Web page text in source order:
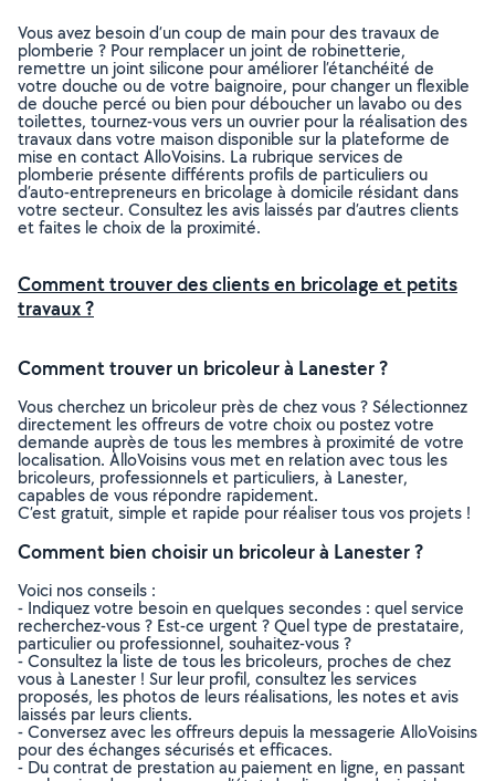
Vous avez besoin d’un coup de main pour des travaux de
plomberie ? Pour remplacer un joint de robinetterie,
remettre un joint silicone pour améliorer l’étanchéité de
votre douche ou de votre baignoire, pour changer un flexible
de douche percé ou bien pour déboucher un lavabo ou des
toilettes, tournez-vous vers un ouvrier pour la réalisation des
travaux dans votre maison disponible sur la plateforme de
mise en contact AlloVoisins. La rubrique services de
plomberie présente différents profils de particuliers ou
d’auto-entrepreneurs en bricolage à domicile résidant dans
votre secteur. Consultez les avis laissés par d’autres clients
et faites le choix de la proximité.
Comment trouver des clients en bricolage et petits
travaux ?
Comment trouver un bricoleur à Lanester ?
Vous cherchez un bricoleur près de chez vous ? Sélectionnez
directement les offreurs de votre choix ou postez votre
demande auprès de tous les membres à proximité de votre
localisation. AlloVoisins vous met en relation avec tous les
bricoleurs, professionnels et particuliers, à Lanester,
capables de vous répondre rapidement.
C’est gratuit, simple et rapide pour réaliser tous vos projets !
Comment bien choisir un bricoleur à Lanester ?
Voici nos conseils :
- Indiquez votre besoin en quelques secondes : quel service
recherchez-vous ? Est-ce urgent ? Quel type de prestataire,
particulier ou professionnel, souhaitez-vous ?
- Consultez la liste de tous les bricoleurs, proches de chez
vous à Lanester ! Sur leur profil, consultez les services
proposés, les photos de leurs réalisations, les notes et avis
laissés par leurs clients.
- Conversez avec les offreurs depuis la messagerie AlloVoisins
pour des échanges sécurisés et efficaces.
- Du contrat de prestation au paiement en ligne, en passant